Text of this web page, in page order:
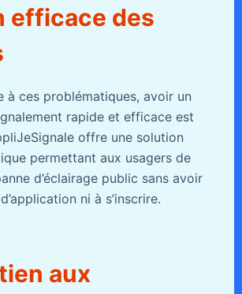
efficace des
à ces problématiques, avoir un
rapide et efficace est
offre une solution
permettant aux usagers de
d’éclairage public sans avoir
ni à s’inscrire.
aux